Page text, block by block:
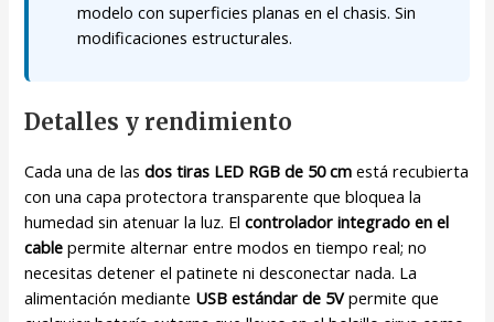
modelo con superficies planas en el chasis. Sin
modificaciones estructurales.
Detalles y rendimiento
Cada una de lasdos tiras LED RGB de 50 cm está recubierta
con una capa protectora transparente que bloquea la
humedad sin atenuar la luz. Elcontrolador integrado en el
cable permite alternar entre modos en tiempo real; no
necesitas detener el patinete ni desconectar nada. La
alimentación mediante USB estándar de 5Vpermite que